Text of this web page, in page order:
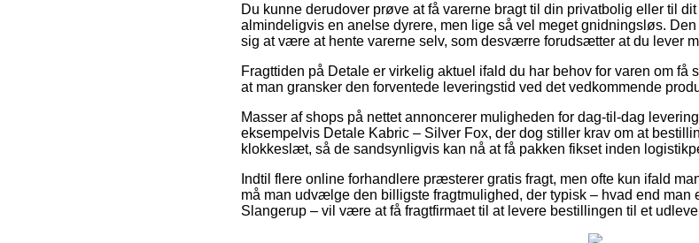
Du kunne derudover prøve at få varerne bragt til din privatbolig eller til
almindeligvis en anelse dyrere, men lige så vel meget gnidningsløs.
sig at være at hente varerne selv, som desværre forudsætter at du lever
Fragttiden på Detale er virkelig aktuel ifald du har behov for varen om få
at man gransker den forventede leveringstid ved det vedkommende
Masser af shops på nettet annoncerer muligheden for dag-til-dag
eksempelvis Detale Kabric – Silver Fox, der dog stiller krav om at
klokkeslæt, så de sandsynligvis kan nå at få pakken fikset inden
Indtil flere online forhandlere præsterer gratis fragt, men ofte kun ifald
må man udvælge den billigste fragtmulighed, der typisk – hvad end
Slangerup – vil være at få fragtfirmaet til at levere bestillingen til et